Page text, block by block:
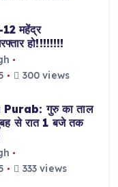
महेंद्र
हो!!!!!!!!
300 views
गुरु का ताल
से रात 1 बजे तक
333 views